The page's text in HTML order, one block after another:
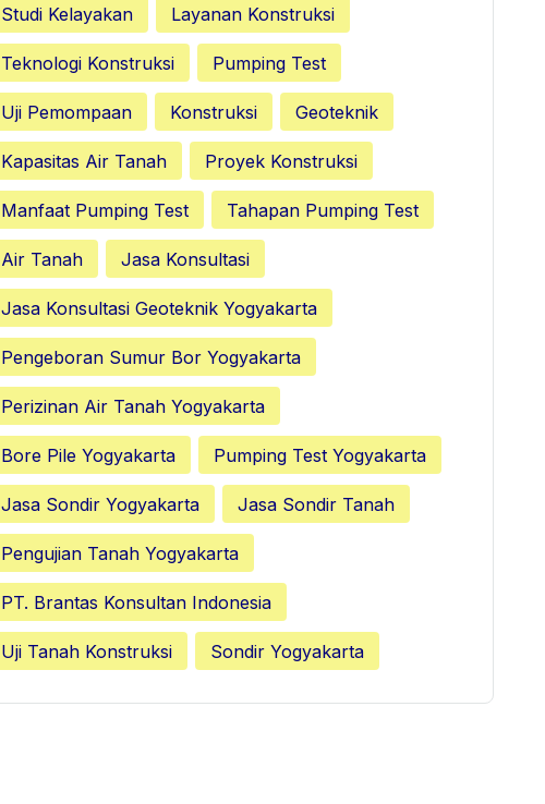
Studi Kelayakan Layanan Konstruksi
Teknologi Konstruksi Pumping Test
Uji Pemompaan Konstruksi Geoteknik
Kapasitas Air Tanah Proyek Konstruksi
Manfaat Pumping Test Tahapan Pumping Test
Air Tanah Jasa Konsultasi
Jasa Konsultasi Geoteknik Yogyakarta
Pengeboran Sumur Bor Yogyakarta
Perizinan Air Tanah Yogyakarta
Bore Pile Yogyakarta Pumping Test Yogyakarta
Jasa Sondir Yogyakarta Jasa Sondir Tanah
Pengujian Tanah Yogyakarta
PT. Brantas Konsultan Indonesia
Uji Tanah Konstruksi Sondir Yogyakarta